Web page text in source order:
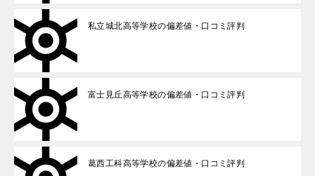
私立城北高等学校の偏差値・口コミ評判
富士見丘高等学校の偏差値・口コミ評判
葛西工科高等学校の偏差値・口コミ評判